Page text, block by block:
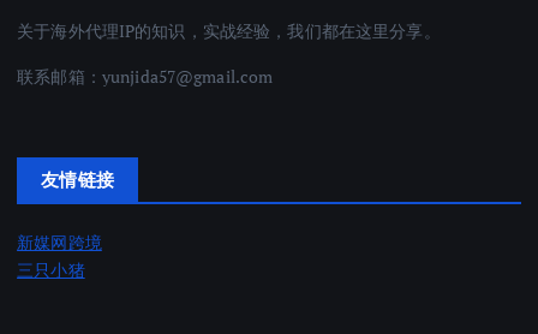
关于海外代理IP的知识，实战经验，我们都在这里分享。
联系邮箱： yunjida57@gmail.com
友情链接
新媒网跨境
三只小猪